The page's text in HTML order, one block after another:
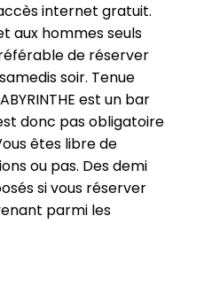
internet gratuit.
aux hommes seuls
de réserver
soir. Tenue
est un bar
donc pas obligatoire
êtes libre de
ou pas. Des demi
si vous réserver
parmi les